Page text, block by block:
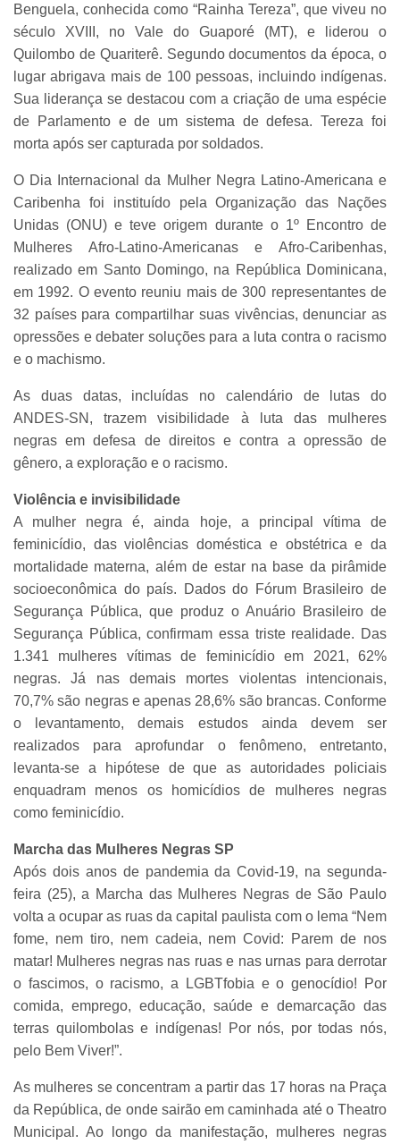
Benguela, conhecida como “Rainha Tereza”, que viveu no
século XVIII, no Vale do Guaporé (MT), e liderou o
Quilombo de Quariterê. Segundo documentos da época, o
lugar abrigava mais de 100 pessoas, incluindo indígenas.
Sua liderança se destacou com a criação de uma espécie
de Parlamento e de um sistema de defesa. Tereza foi
morta após ser capturada por soldados.
O Dia Internacional da Mulher Negra Latino-Americana e
Caribenha foi instituído pela Organização das Nações
Unidas (ONU) e teve origem durante o 1º Encontro de
Mulheres Afro-Latino-Americanas e Afro-Caribenhas,
realizado em Santo Domingo, na República Dominicana,
em 1992. O evento reuniu mais de 300 representantes de
32 países para compartilhar suas vivências, denunciar as
opressões e debater soluções para a luta contra o racismo
e o machismo.
As duas datas, incluídas no calendário de lutas do
ANDES-SN, trazem visibilidade à luta das mulheres
negras em defesa de direitos e contra a opressão de
gênero, a exploração e o racismo.
Violência e invisibilidade
A mulher negra é, ainda hoje, a principal vítima de
feminicídio, das violências doméstica e obstétrica e da
mortalidade materna, além de estar na base da pirâmide
socioeconômica do país. Dados do Fórum Brasileiro de
Segurança Pública, que produz o Anuário Brasileiro de
Segurança Pública, confirmam essa triste realidade. Das
1.341 mulheres vítimas de feminicídio em 2021, 62%
negras. Já nas demais mortes violentas intencionais,
70,7% são negras e apenas 28,6% são brancas. Conforme
o levantamento, demais estudos ainda devem ser
realizados para aprofundar o fenômeno, entretanto,
levanta-se a hipótese de que as autoridades policiais
enquadram menos os homicídios de mulheres negras
como feminicídio.
Marcha das Mulheres Negras SP
Após dois anos de pandemia da Covid-19, na segunda-
feira (25), a Marcha das Mulheres Negras de São Paulo
volta a ocupar as ruas da capital paulista com o lema “Nem
fome, nem tiro, nem cadeia, nem Covid: Parem de nos
matar! Mulheres negras nas ruas e nas urnas para derrotar
o fascimos, o racismo, a LGBTfobia e o genocídio! Por
comida, emprego, educação, saúde e demarcação das
terras quilombolas e indígenas! Por nós, por todas nós,
pelo Bem Viver!”.
As mulheres se concentram a partir das 17 horas na Praça
da República, de onde sairão em caminhada até o Theatro
Municipal. Ao longo da manifestação, mulheres negras